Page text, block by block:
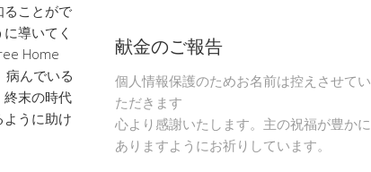
ることがで
導いてく
Home
病んでいる
終末の時代
うに助け
献金のご報告
個人情報保護のためお名前は控えさせてい
ただきます
心より感謝いたします。主の祝福が豊かに
ありますようにお祈りしています。